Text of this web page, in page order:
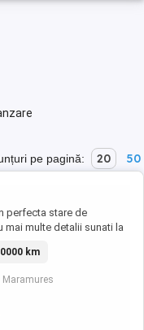
pe pagină: 20 50
perfecta stare de
mai multe detalii sunati la
800000 km. MASA MAXIM
, KW 245, Motorina,
km